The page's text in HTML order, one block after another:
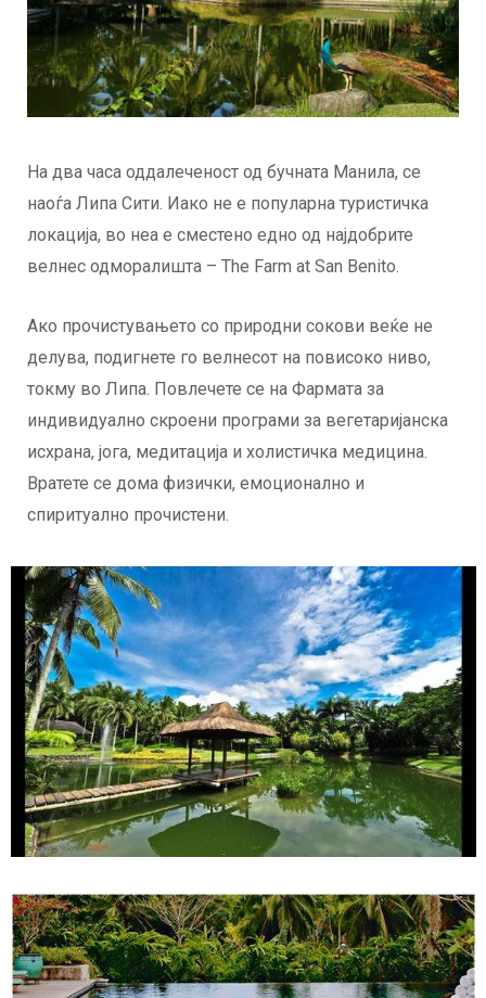
На два часа оддалеченост од бучната Манила, се
наоѓа Липа Сити. Иако не е популарна туристичка
локација, во неа е сместено едно од најдобрите
велнес одморалишта – The Farm at San Benitо.
Aко прочистувањето со природни сокови веќе не
делува, подигнете го велнесот на повисоко ниво,
токму во Липа. Повлечете се на Фармата за
индивидуално скроени програми за вегетаријанска
исхрана, јога, медитација и холистичка медицина.
Вратете се дома физички, емоционално и
спиритуално прочистени.